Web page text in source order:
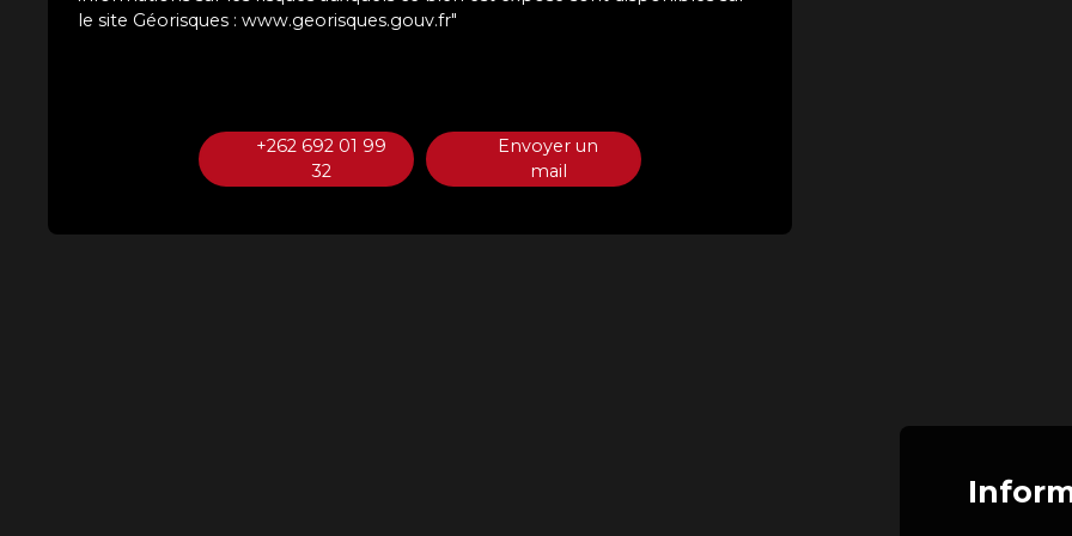
le site Géorisques : www.georisques.gouv.fr"
+262 692 01 99
32
Envoyer un
mail